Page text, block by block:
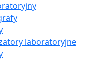
laboratoryjne